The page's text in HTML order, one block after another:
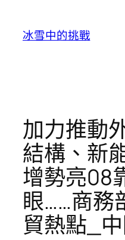
冰雪中的挑戰
加力推動
結構、新
增勢亮08
眼……商務
貿熱點_